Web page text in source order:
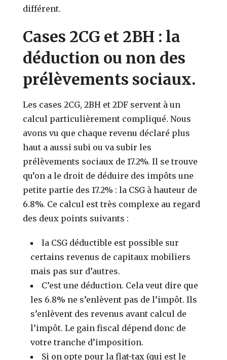
différent.
Cases 2CG et 2BH : la
déduction ou non des
prélèvements sociaux.
Les cases 2CG, 2BH et 2DF servent à un
calcul particulièrement compliqué. Nous
avons vu que chaque revenu déclaré plus
haut a aussi subi ou va subir les
prélèvements sociaux de 17.2%. Il se trouve
qu’on a le droit de déduire des impôts une
petite partie des 17.2% : la CSG à hauteur de
6.8%. Ce calcul est très complexe au regard
des deux points suivants :
la CSG déductible est possible sur
certains revenus de capitaux mobiliers
mais pas sur d’autres.
C’est une déduction. Cela veut dire que
les 6.8% ne s’enlèvent pas de l’impôt. Ils
s’enlèvent des revenus avant calcul de
l’impôt. Le gain fiscal dépend donc de
votre tranche d’imposition.
Si on opte pour la flat-tax (qui est le